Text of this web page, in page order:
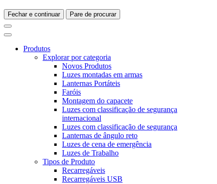
Fechar e continuar Pare de procurar
Produtos
Explorar por categoria
Novos Produtos
Luzes montadas em armas
Lanternas Portáteis
Faróis
Montagem do capacete
Luzes com classificação de segurança
internacional
Luzes com classificação de segurança
Lanternas de ângulo reto
Luzes de cena de emergência
Luzes de Trabalho
Tipos de Produto
Recarregáveis
Recarregáveis USB